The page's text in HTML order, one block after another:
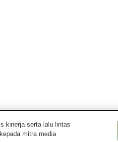
kinerja serta lalu lintas
mitra media